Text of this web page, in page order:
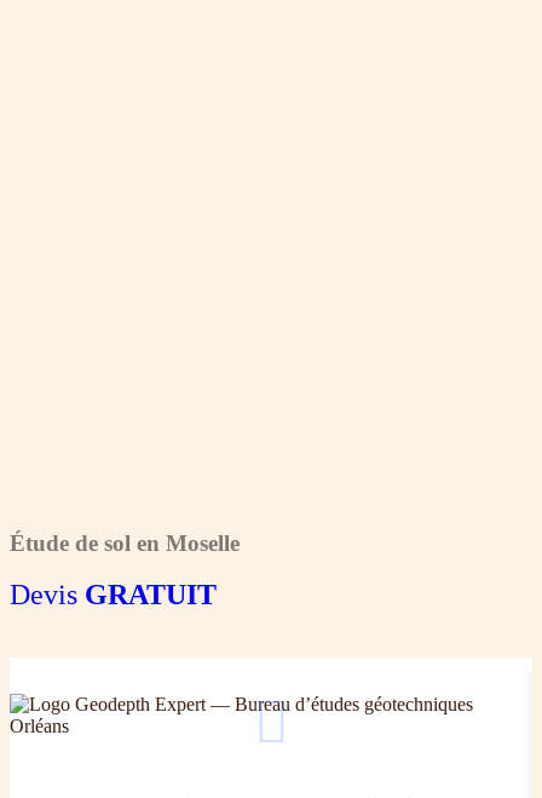
Étude de sol en Moselle
Devis GRATUIT